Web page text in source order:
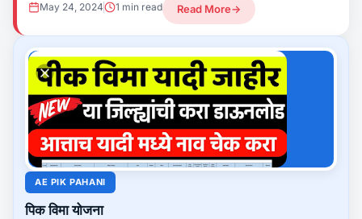
May 24, 2024 1 min read Read More→
AE PIK PAHANI
पिक विमा योजना